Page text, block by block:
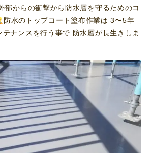
部からの衝撃から防水層を守るためのコ
防水のトップコート塗布作業は 3〜5年
ナンスを行う事で 防水層が長生きしま